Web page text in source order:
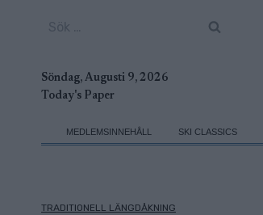
Söndag, Augusti 9, 2026
Today's Paper
MEDLEMSINNEHÅLL SKI CLASSICS
TRADITIONELL LÄNGDÅKNING